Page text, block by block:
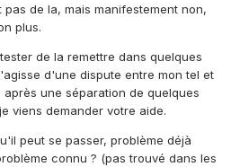
de la, mais manifestement non,
plus.
de la remettre dans quelques
d'une dispute entre mon tel et
une séparation de quelques
viens demander votre aide.
peut se passer, problème déjà
connu ? (pas trouvé dans les